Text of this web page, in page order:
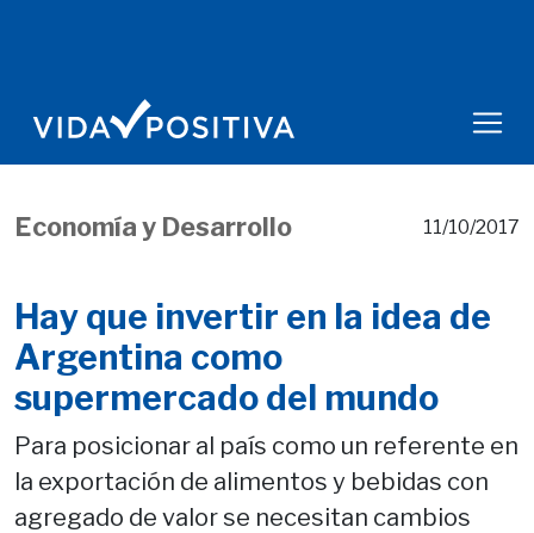
Economía y Desarrollo 11/10/2017
Hay que invertir en la idea de
Argentina como
supermercado del mundo
Para posicionar al país como un referente en
la exportación de alimentos y bebidas con
agregado de valor se necesitan cambios